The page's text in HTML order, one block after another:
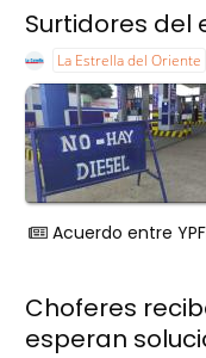
Surtidores del
La Estrella del Oriente
Acuerdo entre
Choferes
esperan